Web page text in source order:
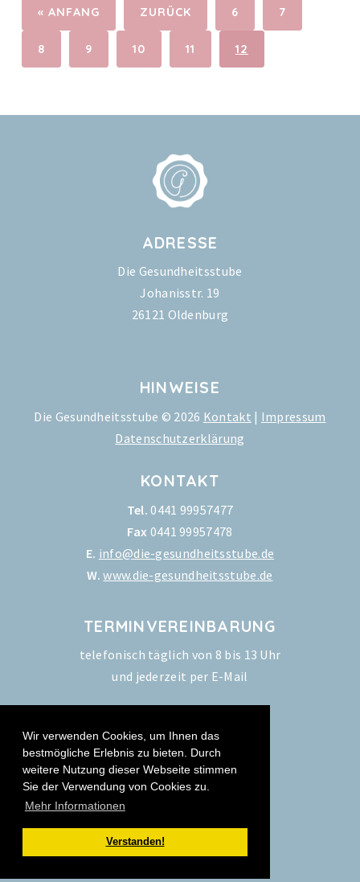
Wir verwenden Cookies, um Ihnen das
bestmögliche Erlebnis zu bieten. Durch
weitere Nutzung dieser Webseite stimmen
Sie der Verwendung von Cookies zu.
Mehr Informationen
Verstanden!
« ANFANG ZURÜCK 6 7
8 9 10 11 12
ADRESSE
Die Gesundheitsstube
Johanisstr. 19
26121 Oldenburg
HINWEISE
Die Gesundheitsstube © 2026 Kontakt | Impressum
Datenschutzerklärung
KONTAKT
Tel. 0441 99957477
Fax 0441 99957478
E. info@die-gesundheitsstube.de
W. www.die-gesundheitsstube.de
TERMINVEREINBARUNG
telefonisch täglich von 8 bis 13 Uhr
und jederzeit per E-Mail
SOCIAL